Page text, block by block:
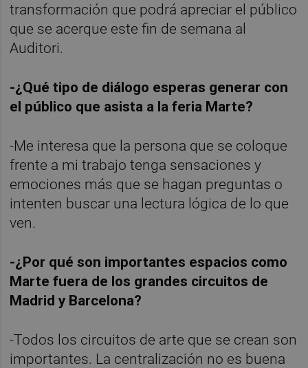
transformación que podrá apreciar el público
que se acerque este fin de semana al
Auditori.
-¿Qué tipo de diálogo esperas generar con
el público que asista a la feria Marte?
-Me interesa que la persona que se coloque
frente a mi trabajo tenga sensaciones y
emociones más que se hagan preguntas o
intenten buscar una lectura lógica de lo que
ven.
-¿Por qué son importantes espacios como
Marte fuera de los grandes circuitos de
Madrid y Barcelona?
-Todos los circuitos de arte que se crean son
importantes. La centralización no es buena